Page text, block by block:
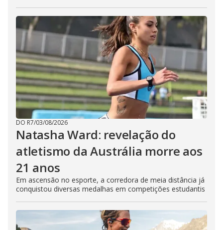
DO R7/03/08/2026
Natasha Ward: revelação do
atletismo da Austrália morre aos
21 anos
Em ascensão no esporte, a corredora de meia distância já
conquistou diversas medalhas em competições estudantis